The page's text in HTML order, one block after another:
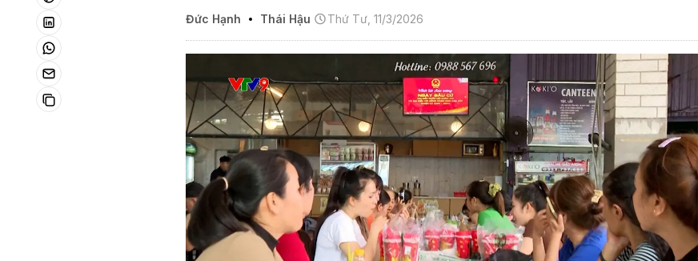
Đức Hạnh Thái Hậu Thứ Tư, 11/3/2026